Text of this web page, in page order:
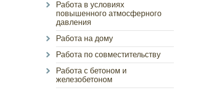
Работа в условиях
повышенного атмосферного
давления
Работа на дому
Работа по совместительству
Работа с бетоном и
железобетоном